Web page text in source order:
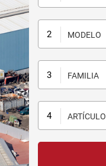
MODELO
FAMILIA
ARTÍCULO